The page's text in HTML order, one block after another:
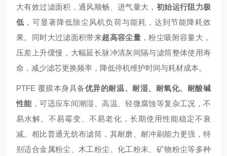
大有效过滤面积，通风顺畅、进气量大， 初始运行阻力极
低 ，可显著降低除尘风机负荷与能耗，达到节能降耗效
果。同时大过滤面积带来超高容尘量 ，粉尘吸附容量大，
压差上升缓慢，大幅延长脉冲清灰间隔与滤筒整体使用寿
命，减少滤芯更换频率，降低停机维护时间与耗材成本。
PTFE 覆膜本身具备优异的耐温、耐湿、耐氧化、耐酸碱
性能 ，可适应车间潮湿、高温、轻微腐蚀等复杂工况，不
易水解、不易霉变、不易老化，长期使用性能稳定不衰
减。相比普通无纺布滤筒，其耐磨、耐冲刷能力更强，特
别适合金属粉尘、木工粉尘、化工粉末、矿物粉尘等多种